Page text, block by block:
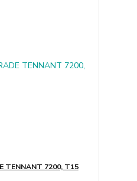
TENNANT 7200, T15